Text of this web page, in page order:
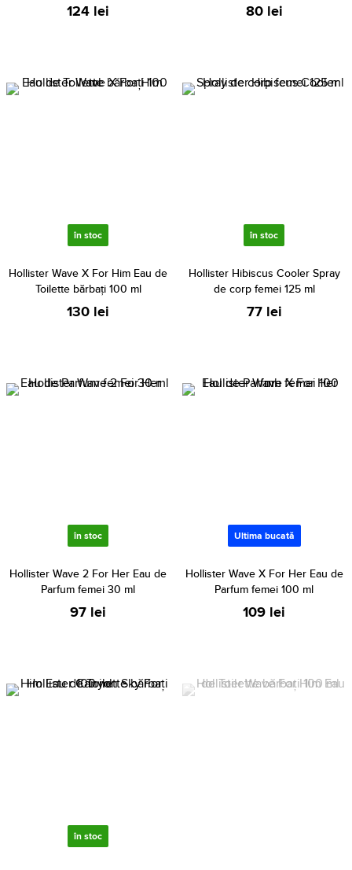
124 lei 80 lei
în stoc
Hollister Wave X For Him Eau de
Toilette bărbați 100 ml
130 lei
în stoc
Hollister Hibiscus Cooler Spray
de corp femei 125 ml
77 lei
în stoc
Hollister Wave 2 For Her Eau de
Parfum femei 30 ml
97 lei
Ultima bucată
Hollister Wave X For Her Eau de
Parfum femei 100 ml
109 lei
în stoc